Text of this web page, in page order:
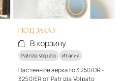
ПОД ЗАКАЗ
В корзину
Patrizia Volpato Италия
Настенное зеркало 3250/DR -
3250/ER от Patrizia Volpato